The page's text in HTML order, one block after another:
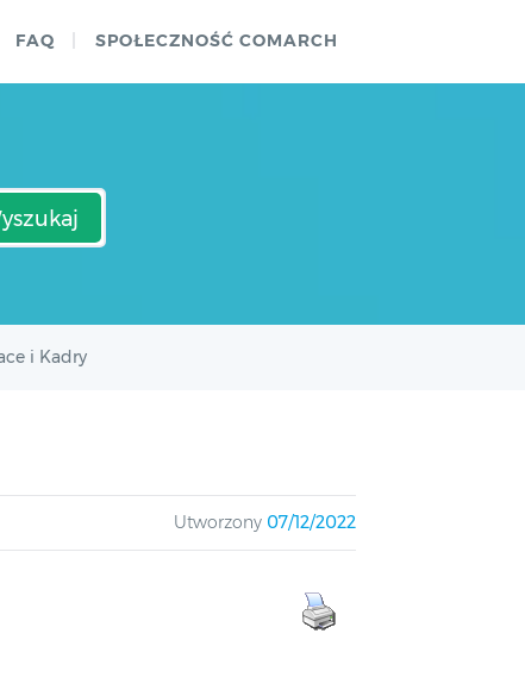
FAQ SPOŁECZNOŚĆ COMARCH
i Kadry
Utworzony 07/12/2022